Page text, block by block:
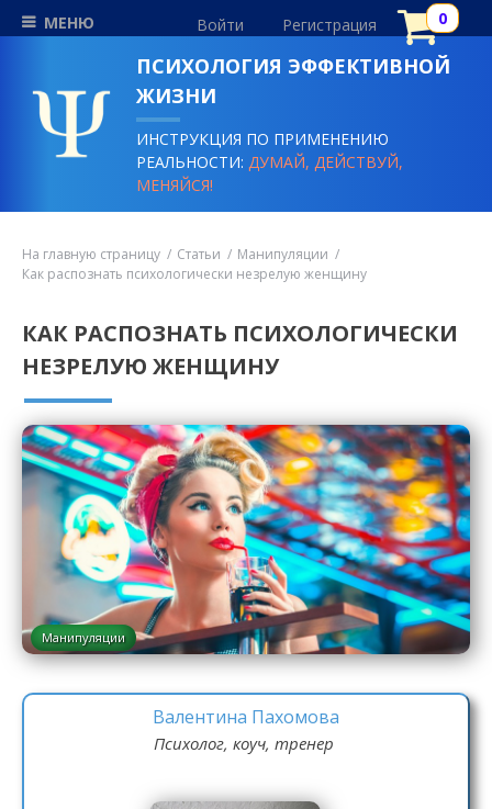
МЕНЮ Войти Регистрация
ПСИХОЛОГИЯ ЭФФЕКТИВНОЙ
ЖИЗНИ
ИНСТРУКЦИЯ ПО ПРИМЕНЕНИЮ
РЕАЛЬНОСТИ:ДУМАЙ, ДЕЙСТВУЙ,
МЕНЯЙСЯ!
На главную страницу Статьи
Манипуляции
Как распознать психологически незрелую женщину
КАК РАСПОЗНАТЬ ПСИХОЛОГИЧЕСКИ
НЕЗРЕЛУЮ ЖЕНЩИНУ
Манипуляции
Валентина Пахомова
Психолог, коуч, тренер